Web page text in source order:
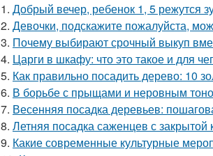
1. Добрый вечер, ребенок 1, 5 режутся
2. Девочки, подскажите пожалуйста,
3. Почему выбирают срочный выкуп
4. Царги в шкафу: что это такое и для
5. Как правильно посадить дерево: 10
6. В борьбе с прыщами и неровным
7. Весенняя посадка деревьев:
8. Летняя посадка саженцев с
9. Какие современные культурные